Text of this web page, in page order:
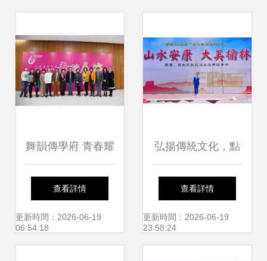
舞韻傳學府 青春耀
舞臺——我校成功
承辦江蘇省第六屆
查看詳情
更新時間：2026-06-19
06:54:18
弘揚傳統文化，點
亮美好生活——山
水安康·大美榆林陜
查看詳情
更新時間：2026-06-19
23:58:24